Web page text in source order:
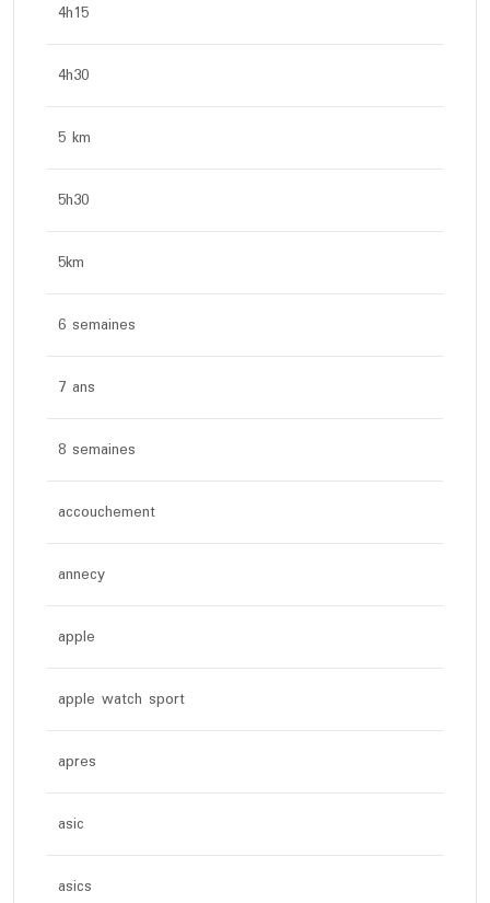
4h15
4h30
5 km
5h30
5km
6 semaines
7 ans
8 semaines
accouchement
annecy
apple
apple watch sport
apres
asic
asics